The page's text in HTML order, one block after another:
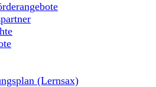
(Lernsax)